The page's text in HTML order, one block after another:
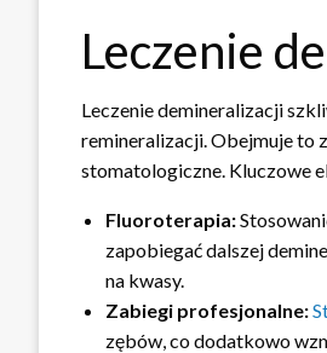
Leczenie
Leczenie demineralizacji
remineralizacji. Obejmuje to
stomatologiczne. Kluczowe
Fluoroterapia:
zapobiegać dalszej
na kwasy.
Zabiegi profesjonalne:
zębów, co dodatkowo